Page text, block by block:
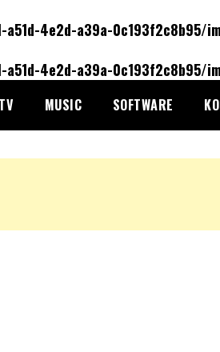
4e2d-a39a-0c193f2c8b95/
4e2d-a39a-0c193f2c8b95/
TV MUSIC SOFTWARE